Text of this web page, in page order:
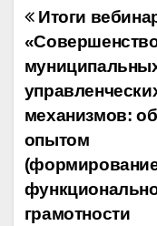
по
Итоги
механизмов:
опытом
грамотности